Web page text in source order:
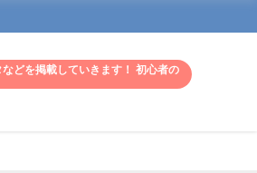
どを掲載していきます！ 初心者の